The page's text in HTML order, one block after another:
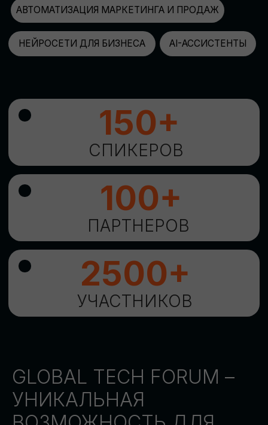
GLOBAL TECH FORUM –
ИЗУЧЕНИЯНОВЫХ
ТЕХНОЛОГИЙИ
СТРАТЕГИЧЕСКИХ
ПОДХОДОВ К ЦИФРОВОЙ
ТРАНСФОРМАЦИИ
БИЗНЕСА
ОСТАВИТЬ
ЗАЯВКУ
СТАТЬ СПИКЕРОМ
Оставьте заявку, наши менеджеры